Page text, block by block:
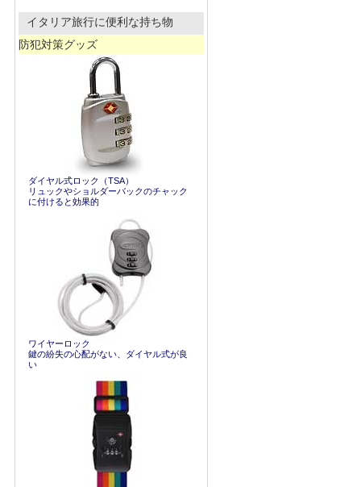
イタリア旅行に便利な持ち物
防犯対策グッズ
ダイヤル式ロック（TSA）
リュックやショルダーバックのチャック
に付けると効果的
ワイヤーロック
鍵の紛失の心配がない、ダイヤル式が良
い